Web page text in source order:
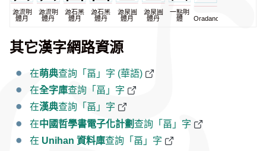
源流明
體月
源流明
體丹
源石黑
體月
源石黑
體丹
源泉圓
體月
源泉圓
體丹
一點明
體
Oradano
其它漢字網路資源
在萌典查詢「畐」字 (華語)
在全字庫查詢「畐」字
在漢典查詢「畐」字
在中國哲學書電子化計劃查詢「畐」字
在 Unihan 資料庫查詢「畐」字